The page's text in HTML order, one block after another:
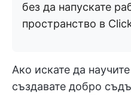
без да напускате
пространство в
Ако искате да
създавате добро